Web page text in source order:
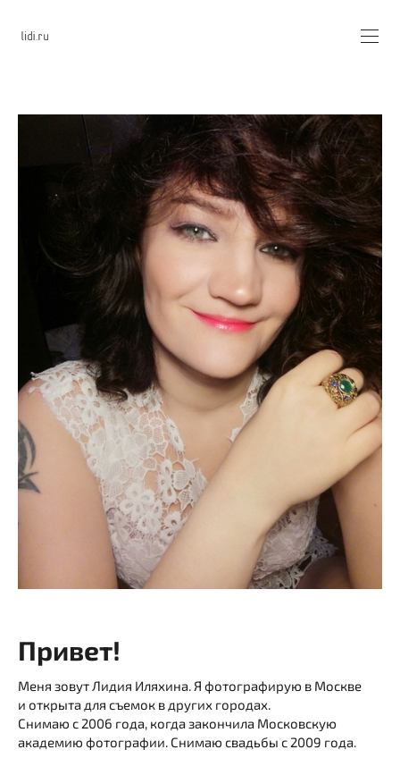
Привет!
Меня зовут Лидия Иляхина. Я фотографирую в Москве
и открыта для съемок в других городах.
Снимаю с 2006 года, когда закончила Московскую
академию фотографии. Снимаю свадьбы с 2009 года.